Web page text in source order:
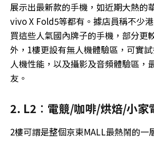
展示出最新款的手機，如近期大熱的
vivo X Fold5等都有。據店員稱不少
買這些人氣國內牌子的手機，部分更
外，1樓更設有無人機體驗區，可實
人機性能，以及攝影及音頻體驗區，
友。
2. L2︰電競/咖啡/烘焙/小家
2樓可謂是整個京東MALL最熱鬧的一